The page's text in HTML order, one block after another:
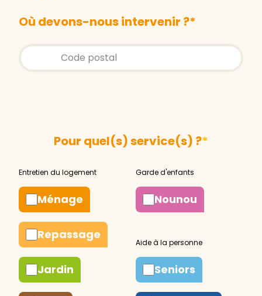
Où devons-nous intervenir ?*
Store locator global - Autocompletion
Rechercher
Pour quel(s) service(s) ?*
Ménage
Repassage
Jardin
Nounou
Seniors